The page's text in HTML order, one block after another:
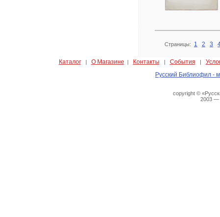
Страницы: 1 2 3
Каталог| О Магазине | Контакты | События |
Русский Библиофил -
copyright ©
2003 —